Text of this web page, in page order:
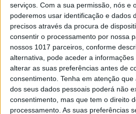
serviços. Com a sua permissão, nós e
poderemos usar identificação e dados
precisos através da procura de
consentir o processamento por nossa
nossos 1017 parceiros, conforme
alternativa, pode aceder a
alterar as suas preferências antes de
consentimento. Tenha em atenção
dos seus dados pessoais poderá não
consentimento, mas que tem o direito
processamento. As suas preferências
SITES DO GRUPO
Visão